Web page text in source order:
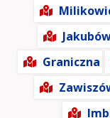
Graniczna